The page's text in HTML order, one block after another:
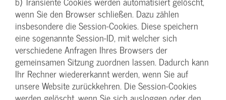
wenn Sie den Browser schließen. Dazu zählen
insbesondere die Session-Cookies. Diese speichern
eine sogenannte Session-ID, mit welcher sich
verschiedene Anfragen Ihres Browsers der
gemeinsamen Sitzung zuordnen lassen. Dadurch kann
Ihr Rechner wiedererkannt werden, wenn Sie auf
unsere Website zurückkehren. Die Session-Cookies